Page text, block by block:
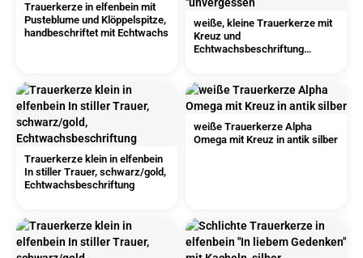
Trauerkerze in elfenbein mit
Pusteblume und Klöppelspitze,
handbeschriftet mit Echtwachs
weiße, kleine Trauerkerze mit
Kreuz und
Echtwachsbeschriftung
Trauerkerze klein in elfenbein
In stiller Trauer, schwarz/gold,
Echtwachsbeschriftung
weiße Trauerkerze Alpha
Omega mit Kreuz in antik silber